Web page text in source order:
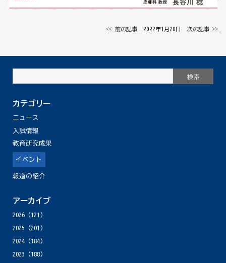
<< 前の記事 │ 2022年1月28日 │次の記事 >>
カテゴリー
ニュース
入試情報
教育研究成果
イベント
報道の紹介
アーカイブ
2026(121)
2025 (201)
2024(184)
2023 (188)